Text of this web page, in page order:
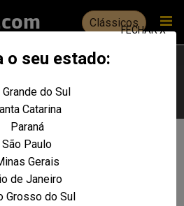
o seu estado:
FECHAR X
Grande do Sul
Catarina
Paraná
São Paulo
Gerais
de Janeiro
Grosso do Sul
Clássicos
resultados
Quattro Tiptronic